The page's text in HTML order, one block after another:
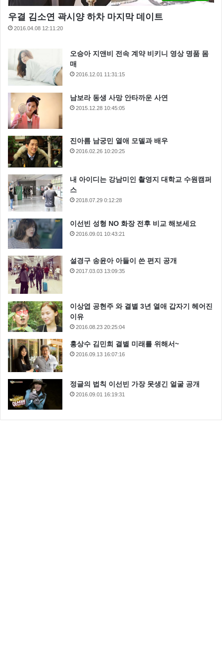
우결 김소연 곽시양 하차 마지막 데이트
2016.04.08 12:11:20
오승아 지앤비 전속 계약 비키니 영상 명품 몸
매
2016.12.01 11:31:15
남보라 동생 사망 안타까운 사연
2015.12.28 10:45:05
진아름 남궁민 열애 모델과 배우
2016.02.26 10:20:25
내 아이디는 강남미인 촬영지 대학교 수원캠퍼
스
2018.07.29 0:12:28
이선빈 성형 NO 화장 전후 비교 해보세요
2016.09.01 10:43:21
설경구 송윤아 아들이 쓴 편지 공개
2017.03.03 13:09:35
이상엽 공현주 와 결별 3년 열애 갑자기 헤어진
이유
2016.08.23 20:25:04
홍상수 김민희 결별 미래를 위해서~
2016.09.13 16:07:16
정글의 법칙 이선빈 가장 못생긴 얼굴 공개
2016.09.01 16:19:31